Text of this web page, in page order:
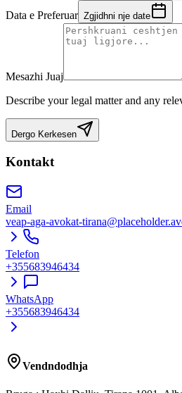
Data e Preferuar Zgjidhni nje date
Mesazhi Juaj
Describe your legal matter and any
Dergo Kerkesen
Kontakt
Email
veap-aga-avokat-
Telefon
+355683946434
WhatsApp
+355683946434
Vendndodhja